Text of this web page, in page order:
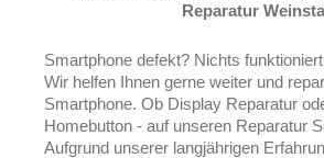
Reparatur
Smartphone defekt? Nichts
Wir helfen Ihnen gerne weiter und
Smartphone. Ob Display Reparatur
Homebutton - auf unseren Reparatur
Aufgrund unserer langjährigen